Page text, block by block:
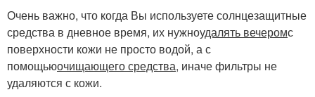
Очень важно, что когда Вы используете солнцезащитные
средства в дневное время, их нужноудалять вечеромс
поверхности кожи не просто водой, а с
помощьюочищающего средства, иначе фильтры не
удаляются с кожи.